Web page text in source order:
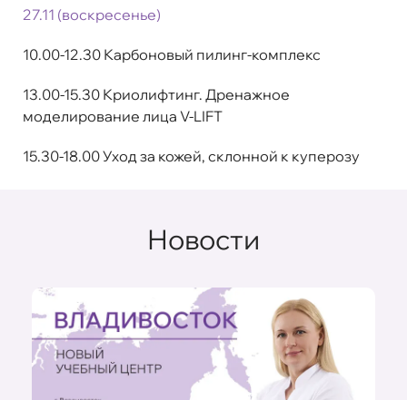
27.11 (воскресенье)
10.00-12.30 Карбоновый пилинг-комплекс
13.00-15.30 Криолифтинг. Дренажное
моделирование лица V-LIFT
15.30-18.00 Уход за кожей, склонной к куперозу
Новости